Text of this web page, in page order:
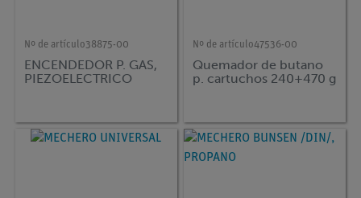
Nº de artículo38875-00
ENCENDEDOR P. GAS,
PIEZOELECTRICO
Nº de artículo47536-00
Quemador de butano
p. cartuchos 240+470 g